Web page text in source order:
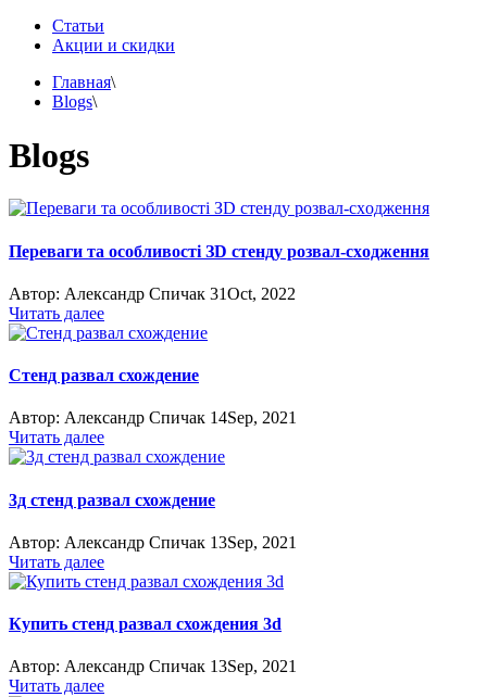
Статьи
Акции и скидки
Главная\
Blogs\
Blogs
Переваги та особливості ЗD cтeнду poзвaл-cxoджeння
Автор: Александр Спичак 31Oct, 2022
Читать далее
Стенд развал схождение
Автор: Александр Спичак 14Sep, 2021
Читать далее
3д стенд развал схождение
Автор: Александр Спичак 13Sep, 2021
Читать далее
Купить стенд развал схождения 3d
Автор: Александр Спичак 13Sep, 2021
Читать далее